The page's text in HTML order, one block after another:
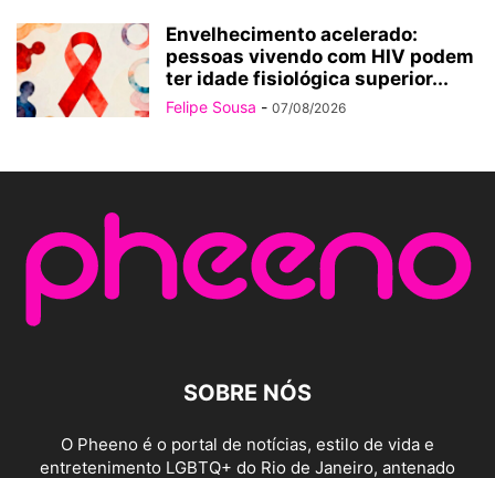
Envelhecimento acelerado:
pessoas vivendo com HIV podem
ter idade fisiológica superior...
Felipe Sousa - 07/08/2026
SOBRE NÓS
O Pheeno é o portal de notícias, estilo de vida e
entretenimento LGBTQ+ do Rio de Janeiro, antenado